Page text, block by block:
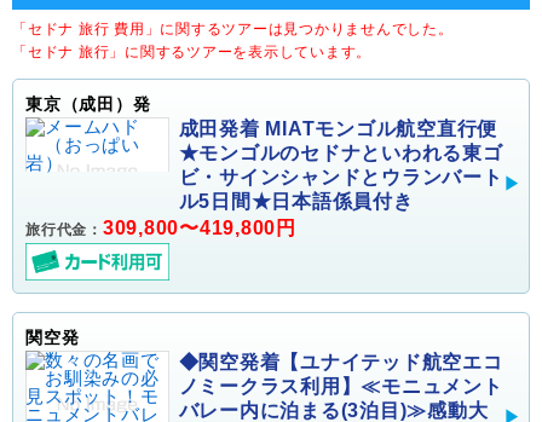
「セドナ 旅行 費用」に関するツアーは見つかりませんでした。
「セドナ 旅行」に関するツアーを表示しています。
東京（成田）発
成田発着 MIATモンゴル航空直行便
★モンゴルのセドナといわれる東ゴ
ビ・サインシャンドとウランバート
ル5日間★日本語係員付き
旅行代金： 309,800〜419,800円
関空発
◆関空発着【ユナイテッド航空エコ
ノミークラス利用】≪モニュメント
バレー内に泊まる(3泊目)≫感動大